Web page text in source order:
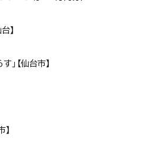
】
【仙台市】